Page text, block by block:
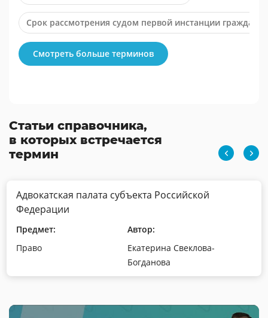
Срок рассмотрения судом первой инстанции
Субъекты наследственного правоотношения
Смотреть больше терминов
Статьи справочника,
в которых встречается
термин
Адвокатская палата субъекта Российской
Федерации
Предмет:
Право
Автор:
Екатерина Свеклова-
Богданова